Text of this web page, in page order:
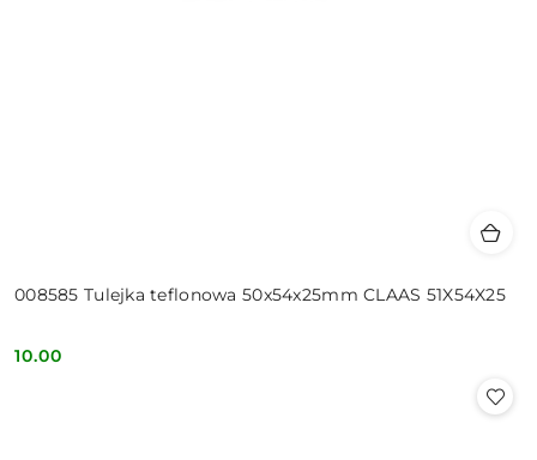
008585 Tulejka teflonowa 50x54x25mm CLAAS 51X54X25
Cena:
10.00